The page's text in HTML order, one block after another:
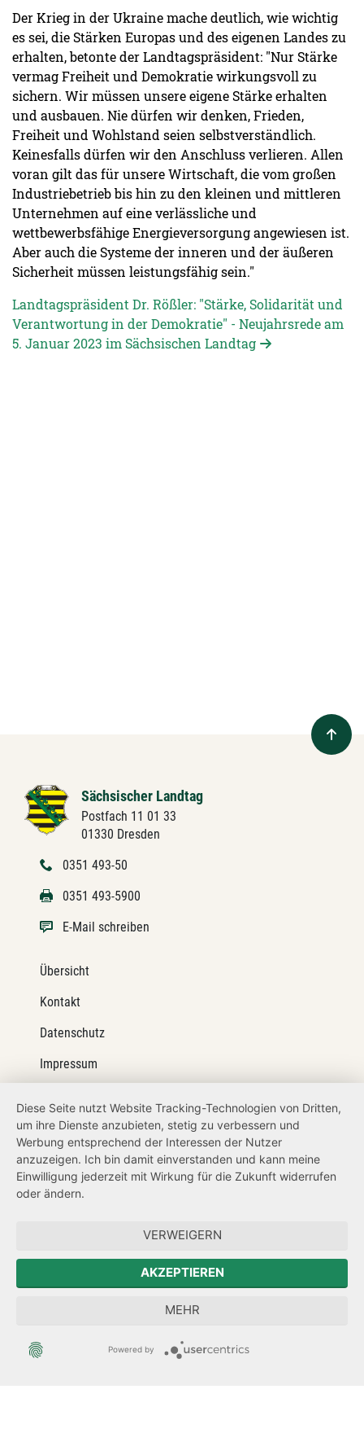
Der Krieg in der Ukraine mache deutlich, wie wichtig
es sei, die Stärken Europas und des eigenen Landes zu
erhalten, betonte der Landtagspräsident: "Nur Stärke
vermag Freiheit und Demokratie wirkungsvoll zu
sichern. Wir müssen unsere eigene Stärke erhalten
und ausbauen. Nie dürfen wir denken, Frieden,
Freiheit und Wohlstand seien selbstverständlich.
Keinesfalls dürfen wir den Anschluss verlieren. Allen
voran gilt das für unsere Wirtschaft, die vom großen
Industriebetrieb bis hin zu den kleinen und mittleren
Unternehmen auf eine verlässliche und
wettbewerbsfähige Energieversorgung angewiesen ist.
Aber auch die Systeme der inneren und der äußeren
Sicherheit müssen leistungsfähig sein."
Landtagspräsident Dr. Rößler: "Stärke, Solidarität und
Verantwortung in der Demokratie" - Neujahrsrede am
5. Januar 2023 im Sächsischen Landtag
Sächsischer Landtag
Postfach 11 01 33
01330 Dresden
0351 493-50
0351 493-5900
E-Mail schreiben
Übersicht
Kontakt
Datenschutz
Impressum
Netiquette
Transparenzanspruch
Hinweisgeberschutz
Forum Mitteleuropa
Der Sächsische Integrationsbeauftragte
Sächsische Landesbeauftragte zur Aufarbeitung der SED-
Diese Seite nutzt Website Tracking-Technologien von Dritten,
um ihre Dienste anzubieten, stetig zu verbessern und
Werbung entsprechend der Interessen der Nutzer
anzuzeigen. Ich bin damit einverstanden und kann meine
Einwilligung jederzeit mit Wirkung für die Zukunft widerrufen
oder ändern.
VERWEIGERN
AKZEPTIEREN
MEHR
Powered by